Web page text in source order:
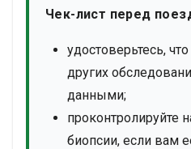
Чек-лист перед
удостоверьтесь,
других
данными;
проконтролируйте
биопсии, если вам